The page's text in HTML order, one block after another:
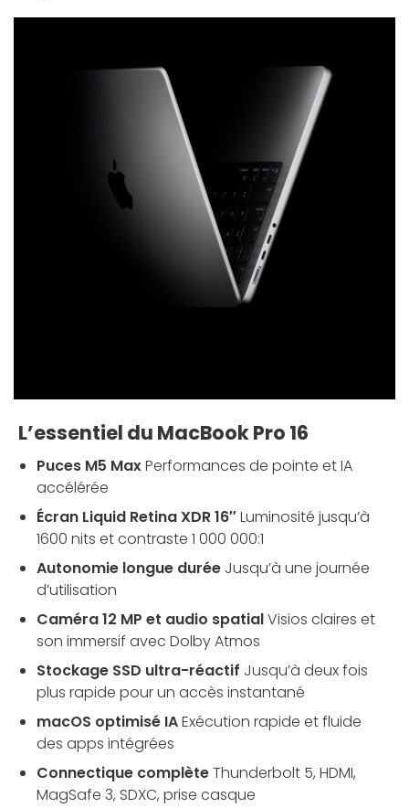
L’essentiel du MacBook Pro 16
Puces M5 MaxPerformances de pointe et IA
accélérée
Écran Liquid Retina XDR 16″Luminosité jusqu’à
1600 nits et contraste 1 000 000:1
Autonomie longue durée Jusqu’à une journée
d’utilisation
Caméra 12 MP et audio spatialVisios claires et
son immersif avec Dolby Atmos
Stockage SSD ultra-réactif Jusqu’à deux fois
plus rapide pour un accès instantané
macOS optimisé IAExécution rapide et fluide
des apps intégrées
Connectique complèteThunderbolt 5, HDMI,
MagSafe 3, SDXC, prise casque